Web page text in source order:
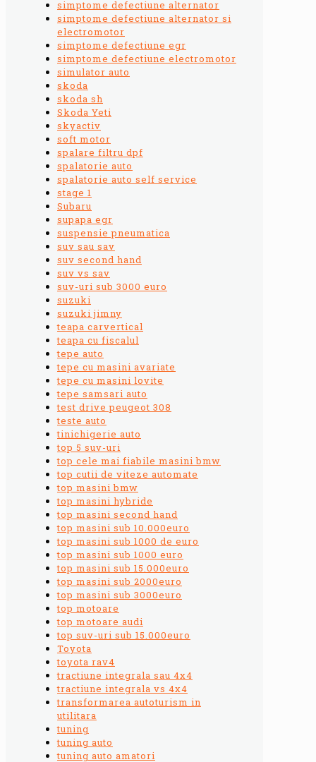
simptome defectiune alternator
simptome defectiune alternator si
electromotor
simptome defectiune egr
simptome defectiune electromotor
simulator auto
skoda
skoda sh
Skoda Yeti
skyactiv
soft motor
spalare filtru dpf
spalatorie auto
spalatorie auto self service
stage 1
Subaru
supapa egr
suspensie pneumatica
suv sau sav
suv second hand
suv vs sav
suv-uri sub 3000 euro
suzuki
suzuki jimny
teapa carvertical
teapa cu fiscalul
tepe auto
tepe cu masini avariate
tepe cu masini lovite
tepe samsari auto
test drive peugeot 308
teste auto
tinichigerie auto
top 5 suv-uri
top cele mai fiabile masini bmw
top cutii de viteze automate
top masini bmw
top masini hybride
top masini second hand
top masini sub 10.000euro
top masini sub 1000 de euro
top masini sub 1000 euro
top masini sub 15.000euro
top masini sub 2000euro
top masini sub 3000euro
top motoare
top motoare audi
top suv-uri sub 15.000euro
Toyota
toyota rav4
tractiune integrala sau 4x4
tractiune integrala vs 4x4
transformarea autoturism in
utilitara
tuning
tuning auto
tuning auto amatori